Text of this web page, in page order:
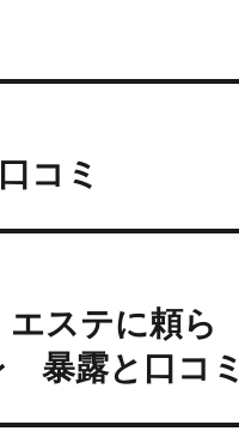
コミ
ステに頼ら
暴露と口コミ